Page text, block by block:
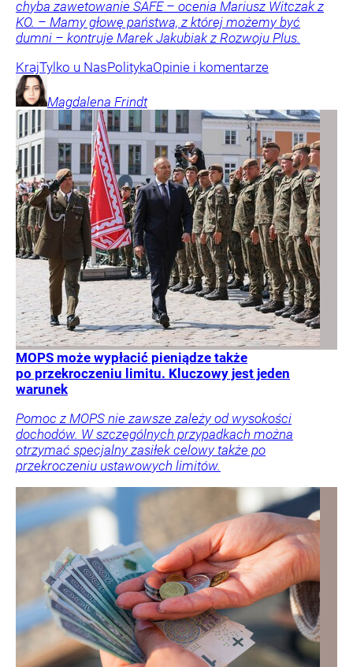
chyba zawetowanie SAFE – ocenia Mariusz Witczak z
KO. – Mamy głowę państwa, z której możemy być
dumni – kontruje Marek Jakubiak z Rozwoju Plus.
KrajTylko u NasPolitykaOpinie i komentarze
Magdalena Frindt
MOPS może wypłacić pieniądze także
po przekroczeniu limitu. Kluczowy jest jeden
warunek
Pomoc z MOPS nie zawsze zależy od wysokości
dochodów. W szczególnych przypadkach można
otrzymać specjalny zasiłek celowy także po
przekroczeniu ustawowych limitów.